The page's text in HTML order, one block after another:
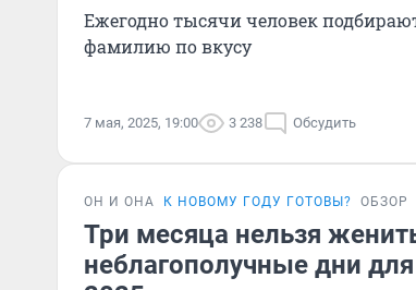
Ежегодно тысячи человек
фамилию по вкусу
7 мая, 2025, 19:00 3 238 Обсудить
ОН И ОНА К НОВОМУ ГОДУ ГОТОВЫ? ОБЗОР
Три месяца нельзя
неблагополучные дни